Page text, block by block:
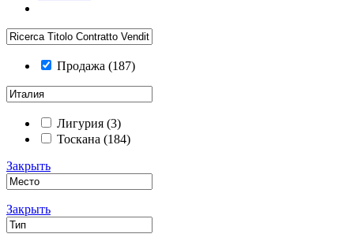
Продажа (187)
Лигурия (3)
Тоскана (184)
Закрыть
Закрыть